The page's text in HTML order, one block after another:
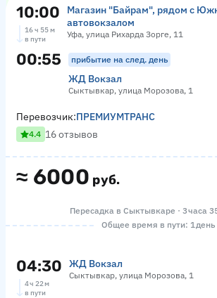
10:00
Магазин "Байрам", рядом с
автовокзалом
Уфа, улица Рихарда Зорге, 11
16 ч 55 м
в пути
00:55 прибытие на след. день
ЖД Вокзал
Сыктывкар, улица Морозова, 1
≈ 6000 руб.
Перевозчик:ПРЕМИУМТРАНС
4.4 16 отзывов
Пересадка в Сыктывкаре · 3 часа
Общее время в пути: 1 день
04:30 ЖД Вокзал
Сыктывкар, улица Морозова, 1
4 ч 22 м
в пути